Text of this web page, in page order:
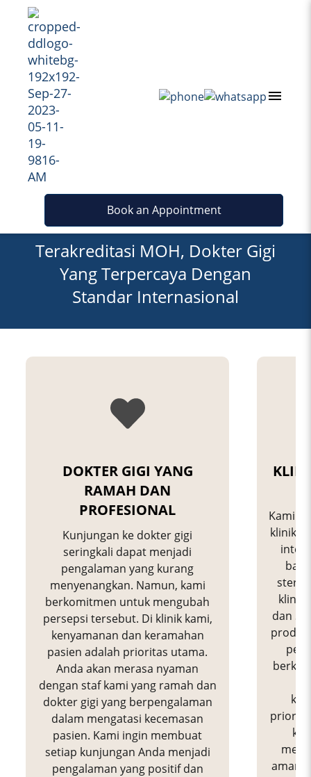
Book an Appointment
Dental Designs Clinic
Terakreditasi MOH, Dokter Gigi
Yang Terpercaya Dengan
Standar Internasional
DOKTER GIGI YANG
RAMAH DAN
PROFESIONAL
Kunjungan ke dokter gigi
seringkali dapat menjadi
pengalaman yang kurang
menyenangkan. Namun, kami
berkomitmen untuk mengubah
persepsi tersebut. Di klinik kami,
kenyamanan dan keramahan
pasien adalah prioritas utama.
Anda akan merasa nyaman
dengan staf kami yang ramah dan
dokter gigi yang berpengalaman
dalam mengatasi kecemasan
pasien. Kami ingin membuat
setiap kunjungan Anda menjadi
pengalaman yang positif dan
Kami
klinik
klinik
dan
produk
aman